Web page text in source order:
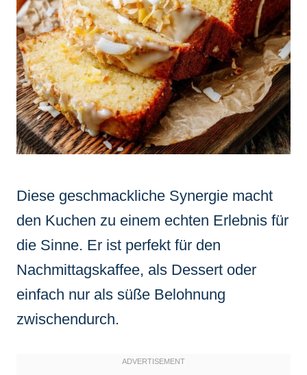
Diese geschmackliche Synergie macht
den Kuchen zu einem echten Erlebnis für
die Sinne. Er ist perfekt für den
Nachmittagskaffee, als Dessert oder
einfach nur als süße Belohnung
zwischendurch.